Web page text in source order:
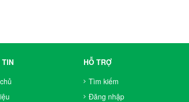
TIN
HỖ TRỢ
Tìm kiếm
Đăng nhập